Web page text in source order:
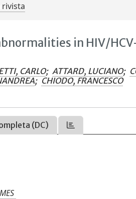
rivista
in HIV/
CARLO; ATTARD, LUCIANO;
; CHIODO, FRANCESCO
(DC)